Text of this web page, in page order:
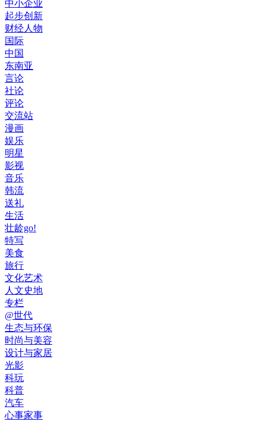
中小企业
起步创新
财经人物
国际
中国
东南亚
言论
社论
评论
交流站
漫画
娱乐
明星
影视
音乐
韩流
送礼
生活
壮龄go!
特写
美食
旅行
文化艺术
人文史地
专栏
@世代
生态与环保
时尚与美容
设计与家居
光影
科玩
科普
汽车
心事家事